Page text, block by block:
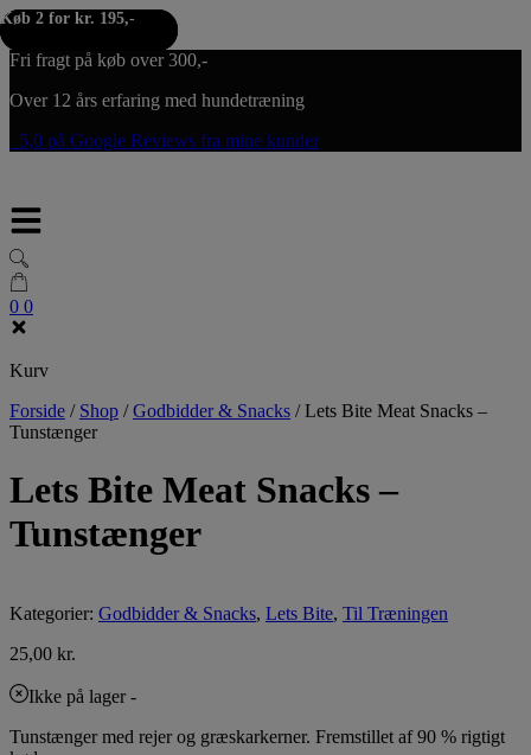
Hop til indholdet
Fri fragt på køb over 300,-
Over 12 års erfaring med hundetræning
5,0 på Google Reviews fra mine kunder
0 0
Kurv
Forside / Shop /Godbidder & Snacks /Lets Bite Meat Snacks –
Tunstænger
Lets Bite Meat Snacks –
Tunstænger
Kategorier: Godbidder & Snacks, Lets Bite, Til Træningen
25,00 kr.
Ikke på lager -
Tunstænger med rejer og græskarkerner. Fremstillet af 90 % rigtigt
Køb 2 for kr. 195,-
Køb 2 for kr. 195,-
Køb 2 for kr. 195,-